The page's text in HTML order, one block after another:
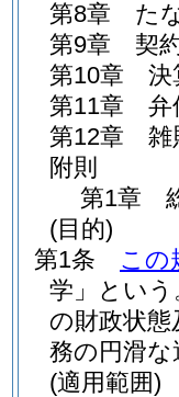
第8章
た
第9章
契
第10章
決
第11章
弁
第12章
雑
附則
第1章
(目的)
第1条
この
学」という
の財政状
務の円滑
(適用範囲)